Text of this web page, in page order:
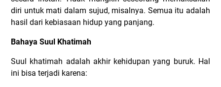
diri untuk mati dalam sujud, misalnya. Semua itu adalah
hasil dari kebiasaan hidup yang panjang.
Bahaya Suul Khatimah
Suul khatimah adalah akhir kehidupan yang buruk. Hal
ini bisa terjadi karena: